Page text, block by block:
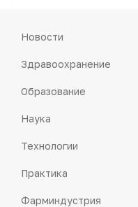
Новости
Здравоохранение
Образование
Наука
Технологии
Практика
Фарминдустрия